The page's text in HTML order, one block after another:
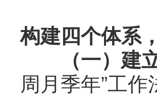
构建四个体系
（一）建
周月季年”工